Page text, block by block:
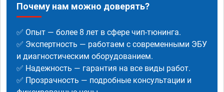
Почему нам можно доверять?
✅ Опыт — более 8 лет в сфере чип-тюнинга.
✅ Экспертность — работаем с современными ЭБУ
и диагностическим оборудованием.
✅ Надежность — гарантия на все виды работ.
✅ Прозрачность — подробные консультации и